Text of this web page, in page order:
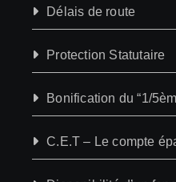
Délais de route
Protection Statutaire
Bonification du “1/
C.E.T – Le compte